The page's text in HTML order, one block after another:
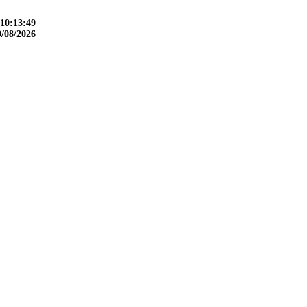
10:13:51
08/2026